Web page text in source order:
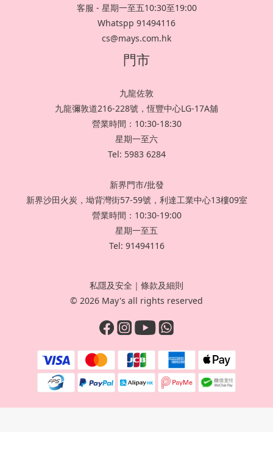
客服 - 星期一至五10:30至19:00
Whatspp 91494116
cs@mays.com.hk
門市
九龍佐敦
九龍彌敦道216-228號，恆豐中心LG-17A舖
營業時間：10:30-18:30
星期一至六
Tel: 5983 6284
新界門市/批發
新界沙田火炭，坳背灣街57-59號，利達工業中心13樓09室
營業時間：10:30-19:00
星期一至五
Tel: 91494116
私隱及安全 ｜ 條款及細則
© 2026 May's all rights reserved